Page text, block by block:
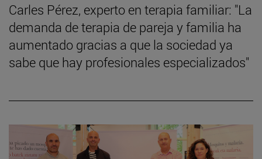
Carles Pérez, experto en terapia familiar: "La
demanda de terapia de pareja y familia ha
aumentado gracias a que la sociedad ya
sabe que hay profesionales especializados"